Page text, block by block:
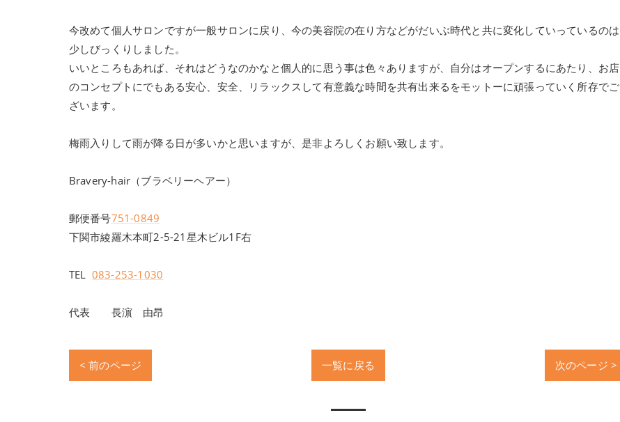
今改めて個人サロンですが一般サロンに戻り、今の美容院の在り方などがだいぶ時代と共に変化していっているのは
少しびっくりしました。
いいところもあれば、それはどうなのかなと個人的に思う事は色々ありますが、自分はオープンするにあたり、お店
のコンセプトにでもある安心、安全、リラックスして有意義な時間を共有出来るをモットーに頑張っていく所存でご
ざいます。
梅雨入りして雨が降る日が多いかと思いますが、是非よろしくお願い致します。
Bravery-hair（ブラベリーヘアー）
郵便番号751-0849
下関市綾羅木本町2-5-21星木ビル1F右
TEL 083-253-1030
代表 長濵 由昂
< 前のページ 一覧に戻る 次のページ >